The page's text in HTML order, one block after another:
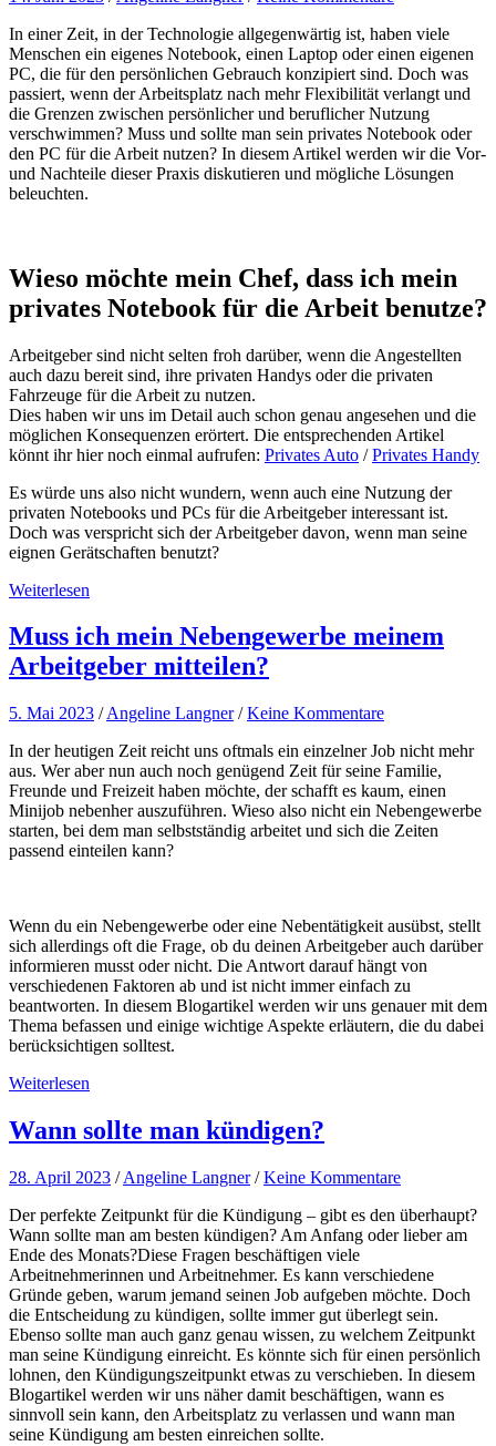
In einer Zeit, in der Technologie allgegenwärtig ist, haben viele
Menschen ein eigenes Notebook, einen Laptop oder einen eigenen
PC, die für den persönlichen Gebrauch konzipiert sind. Doch was
passiert, wenn der Arbeitsplatz nach mehr Flexibilität verlangt und
die Grenzen zwischen persönlicher und beruflicher Nutzung
verschwimmen? Muss und sollte man sein privates Notebook oder
den PC für die Arbeit nutzen? In diesem Artikel werden wir die Vor-
und Nachteile dieser Praxis diskutieren und mögliche Lösungen
beleuchten.
Wieso möchte mein Chef, dass ich mein
privates Notebook für die Arbeit benutze?
Arbeitgeber sind nicht selten froh darüber, wenn die Angestellten
auch dazu bereit sind, ihre privaten Handys oder die privaten
Fahrzeuge für die Arbeit zu nutzen.
Dies haben wir uns im Detail auch schon genau angesehen und die
möglichen Konsequenzen erörtert. Die entsprechenden Artikel
könnt ihr hier noch einmal aufrufen: Privates Auto /Privates Handy
Es würde uns also nicht wundern, wenn auch eine Nutzung der
privaten Notebooks und PCs für die Arbeitgeber interessant ist.
Doch was verspricht sich der Arbeitgeber davon, wenn man seine
eignen Gerätschaften benutzt?
Weiterlesen
Muss ich mein Nebengewerbe meinem
Arbeitgeber mitteilen?
5. Mai 2023 /Angeline Langner /Keine Kommentare
In der heutigen Zeit reicht uns oftmals ein einzelner Job nicht mehr
aus. Wer aber nun auch noch genügend Zeit für seine Familie,
Freunde und Freizeit haben möchte, der schafft es kaum, einen
Minijob nebenher auszuführen. Wieso also nicht ein Nebengewerbe
starten, bei dem man selbstständig arbeitet und sich die Zeiten
passend einteilen kann?
Wenn du ein Nebengewerbe oder eine Nebentätigkeit ausübst, stellt
sich allerdings oft die Frage, ob du deinen Arbeitgeber auch darüber
informieren musst oder nicht. Die Antwort darauf hängt von
verschiedenen Faktoren ab und ist nicht immer einfach zu
beantworten. In diesem Blogartikel werden wir uns genauer mit dem
Thema befassen und einige wichtige Aspekte erläutern, die du dabei
berücksichtigen solltest.
Weiterlesen
Wann sollte man kündigen?
28. April 2023 /Angeline Langner /Keine Kommentare
Der perfekte Zeitpunkt für die Kündigung – gibt es den überhaupt?
Wann sollte man am besten kündigen? Am Anfang oder lieber am
Ende des Monats?Diese Fragen beschäftigen viele
Arbeitnehmerinnen und Arbeitnehmer. Es kann verschiedene
Gründe geben, warum jemand seinen Job aufgeben möchte. Doch
die Entscheidung zu kündigen, sollte immer gut überlegt sein.
Ebenso sollte man auch ganz genau wissen, zu welchem Zeitpunkt
man seine Kündigung einreicht. Es könnte sich für einen persönlich
lohnen, den Kündigungszeitpunkt etwas zu verschieben. In diesem
Blogartikel werden wir uns näher damit beschäftigen, wann es
sinnvoll sein kann, den Arbeitsplatz zu verlassen und wann man
seine Kündigung am besten einreichen sollte.